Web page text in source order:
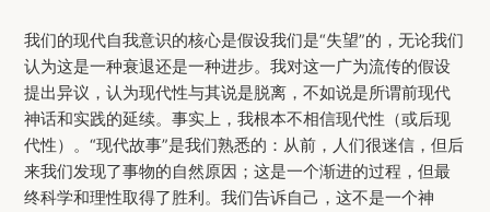
我们的现代自我意识的核心是假设我们是“失望”的，无论我们
认为这是一种衰退还是一种进步。我对这一广为流传的假设
提出异议，认为现代性与其说是脱离，不如说是所谓前现代
神话和实践的延续。事实上，我根本不相信现代性（或后现
代性）。“现代故事”是我们熟悉的：从前，人们很迷信，但后
来我们发现了事物的自然原因；这是一个渐进的过程，但最
终科学和理性取得了胜利。我们告诉自己，这不是一个神